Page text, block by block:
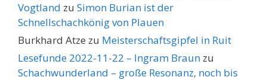
Vogtland zu Simon Burian ist der
Schnellschachkönig von Plauen
Burkhard Atze zu Meisterschaftsgipfel in Ruit
Lesefunde 2022-11-22 – Ingram Braun zu
Schachwunderland – große Resonanz, noch bis